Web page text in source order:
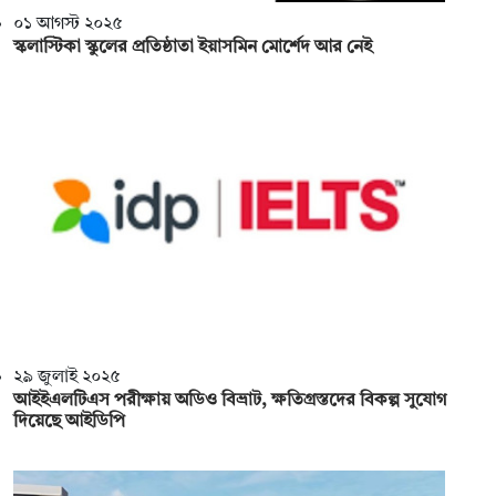
০১ আগস্ট ২০২৫
স্কলাস্টিকা স্কুলের প্রতিষ্ঠাতা ইয়াসমিন মোর্শেদ আর নেই
২৯ জুলাই ২০২৫
আইইএলটিএস পরীক্ষায় অডিও বিভ্রাট, ক্ষতিগ্রস্তদের বিকল্প সুযোগ
দিয়েছে আইডিপি